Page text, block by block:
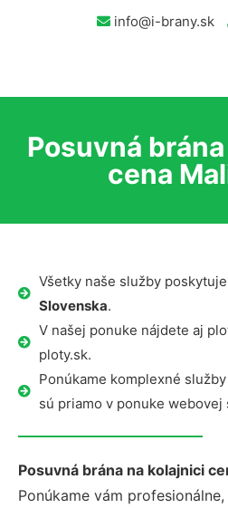
info@i-brany.sk
Posuvná
cena
Všetky naše služby
Slovenska.
V našej ponuke nájdete aj
ploty.sk.
Ponúkame komplexné
sú priamo v ponuke webovej
Posuvná brána na kolajnici
Ponúkame vám